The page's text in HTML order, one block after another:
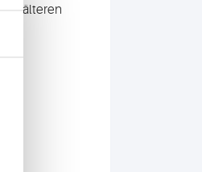
bei älteren